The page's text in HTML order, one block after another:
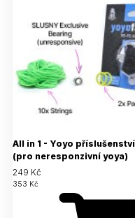
All in 1 - Yoyo příslušenství
(pro neresponzivní yoya)
249 Kč
353 Kč